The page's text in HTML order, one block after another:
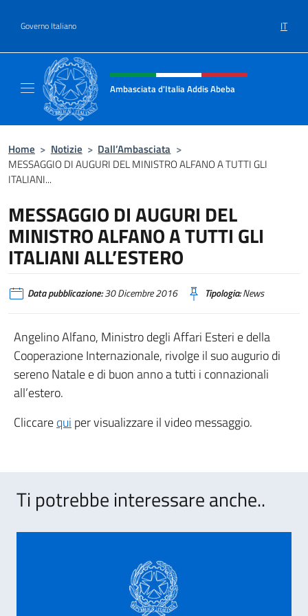
Governo Italiano IT
Intestazione sito, social e menù
Ambasciata d'Italia Addis Abeba
Home > Notizie > Dall’Ambasciata >
MESSAGGIO DI AUGURI DEL MINISTRO ALFANO A TUTTI GLI
ITALIANI...
MESSAGGIO DI AUGURI DEL
MINISTRO ALFANO A TUTTI GLI
ITALIANI ALL’ESTERO
Data pubblicazione:30 Dicembre 2016 Tipologia:News
Angelino Alfano, Ministro degli Affari Esteri e della
Cooperazione Internazionale, rivolge il suo augurio di
sereno Natale e di buon anno a tutti i connazionali
all’estero.
Cliccarequi per visualizzare il video messaggio.
Ti potrebbe interessare anche..